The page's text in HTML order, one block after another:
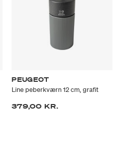
PEUGEOT
Line peberkværn 12 cm, grafit
379,00 KR.